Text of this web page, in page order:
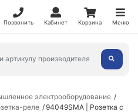
Позвонить Кабинет Корзина Меню
электрооборудование
реле
94049SMA | Розетка с